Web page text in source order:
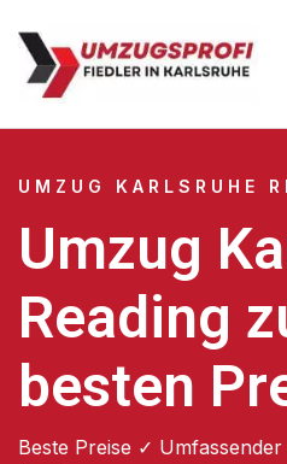
UMZUG KARLSRUHE
Umzug
Reading
besten
Beste Preise ✓